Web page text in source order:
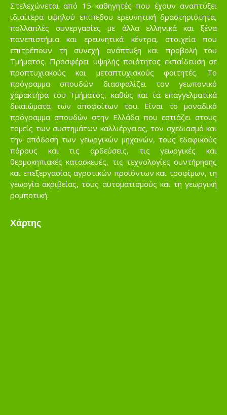
Στελεχώνεται από 15 καθηγητές που έχουν αναπτύξει
ιδιαίτερα υψηλού επιπέδου ερευνητική δραστηριότητα,
πολλαπλές συνεργασίες με άλλα ελληνικά και ξένα
πανεπιστήμια και ερευνητικά κέντρα, στοιχεία που
επιτρέπουν τη συνεχή ανάπτυξη και προβολή του
Τμήματος. Προσφέρει υψηλής ποιότητας εκπαίδευση σε
προπτυχιακούς και μεταπτυχιακούς φοιτητές. Το
πρόγραμμα σπουδών διασφαλίζει τον γεωπονικό
χαρακτήρα του Τμήματος, καθώς και τα επαγγελματικά
δικαιώματα των αποφοίτων του. Είναι το μοναδικό
πρόγραμμα σπουδών στην Ελλάδα που εστιάζει στους
τομείς των συστημάτων καλλιέργειας, τον σχεδιασμό και
την απόδοση των γεωργικών μηχανών, τους εδαφικούς
πόρους και τις αρδεύσεις, τις γεωργικές και
θερμοκηπιακές κατασκευές, τις τεχνολογίες συντήρησης
και επεξεργασίας αγροτικών προϊόντων και τροφίμων, τη
γεωργία ακριβείας, τους αυτοματισμούς και τη γεωργική
ρομποτική.
Χάρτης